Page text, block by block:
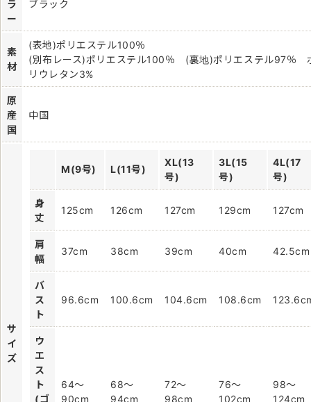
ラ
ー
ブラック
素
材
(表地)ポリエステル100％
(別布レース)ポリエステル100％ (裏地)ポリエステル97％
リウレタン3%
原
産
国
中国
サ
イ
ズ
M(9号) L(11号)
XL(13
号)
3L(15
号)
4L(17
号)
身
丈
125cm 126cm 127cm 129cm 127cm
肩
幅
37cm 38cm 39cm 40cm 42.5cm
バ
ス
ト
96.6cm 100.6cm 104.6cm 108.6cm
ウ
エ
ス
ト
(ゴ
64～
90cm
68～
94cm
72～
98cm
76～
102cm
98～
124cm